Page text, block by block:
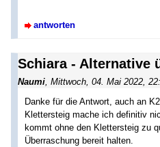
antworten
Schiara - Alternative
Naumi, Mittwoch, 04. Mai 2022,
Danke für die Antwort, auch an
Klettersteig mache ich definitiv
kommt ohne den Klettersteig zu
Überraschung bereit halten.